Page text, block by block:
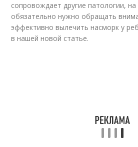
сопровождает другие патологии,
обязательно нужно обращать
эффективно вылечить насморк у
в нашей новой статье.